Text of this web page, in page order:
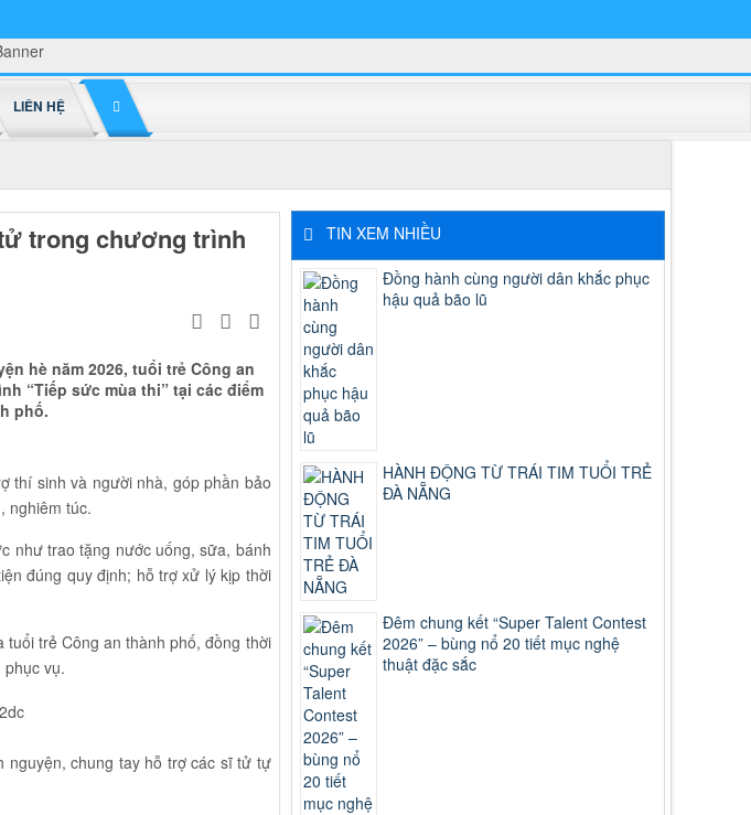
LIÊN HỆ
trong chương trình
hè năm 2026, tuổi trẻ Công an
“Tiếp sức mùa thi” tại các điểm
phố.
thí sinh và người nhà, góp phần bảo
nghiêm túc.
như trao tặng nước uống, sữa, bánh
đúng quy định; hỗ trợ xử lý kịp thời
trẻ Công an thành phố, đồng thời
vụ.
nguyện, chung tay hỗ trợ các sĩ tử tự
TIN XEM NHIỀU
Đồng hành cùng người dân khắc phục
hậu quả bão lũ
HÀNH ĐỘNG TỪ TRÁI TIM TUỔI TRẺ
ĐÀ NẴNG
Đêm chung kết “Super Talent Contest
2026” – bùng nổ 20 tiết mục nghệ
thuật đặc sắc